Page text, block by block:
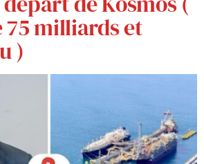
75 milliards et
)